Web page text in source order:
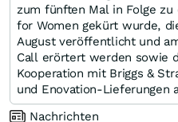
zum fünften Mal in Folge zu
for Women gekürt wurde,
August veröffentlicht und
Call erörtert werden sowie
Kooperation mit Briggs &
und Enovation‑Lieferungen
Nachrichten